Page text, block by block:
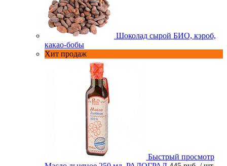
Шоколад сырой БИО, кэроб,
какао-бобы
Хит продаж
Быстрый просмотр